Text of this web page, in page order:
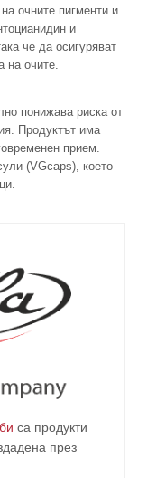
очните пигменти и
и
че да осигуряват
на очите.
понижава риска от
Продуктът има
прием.
(VGcaps), което
са продукти
през